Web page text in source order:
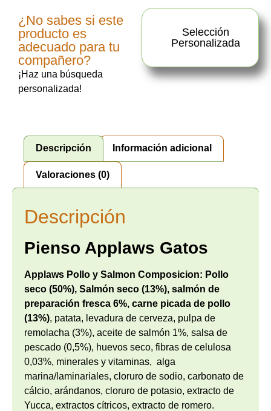
¿No sabes si este
producto es
adecuado para tu
compañero?
¡Haz una búsqueda
personalizada!
Selección
Personalizada
Descripción Información adicional
Valoraciones (0)
Descripción
Pienso Applaws Gatos
Applaws Pollo y Salmon Composicion: Pollo
seco (50%), Salmón seco (13%), salmón de
preparación fresca 6%, carne picada de pollo
(13%), patata, levadura de cerveza, pulpa de
remolacha (3%), aceite de salmón 1%, salsa de
pescado (0,5%), huevos seco, fibras de celulosa
0,03%, minerales y vitaminas, alga
marina/laminariales, cloruro de sodio, carbonato de
cálcio, arándanos, cloruro de potasio, extracto de
Yucca, extractos cítricos, extracto de romero.